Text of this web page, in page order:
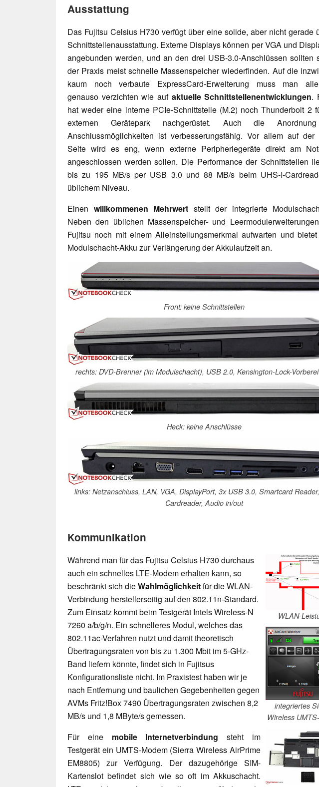
Ausstattung
Das Fujitsu Celsius H730 verfügt über eine solide, aber nicht gerade
Schnittstellenausstattung. Externe Displays können per VGA und
angebunden werden, und an den drei USB-3.0-Anschlüssen sollten
der Praxis meist schnelle Massenspeicher wiederfinden. Auf die
kaum noch verbaute ExpressCard-Erweiterung muss man
genauso verzichten wie auf aktuelle Schnittstellenentwicklungen.
hat weder eine interne PCIe-Schnittstelle (M.2) noch Thunderbolt 2
externen Gerätepark nachgerüstet. Auch die
Anschlussmöglichkeiten ist verbesserungsfähig. Vor allem auf der
Seite wird es eng, wenn externe Peripheriegeräte direkt am
angeschlossen werden sollen. Die Performance der Schnittstellen
bis zu 195 MB/s per USB 3.0 und 88 MB/s beim UHS-I-
üblichem Niveau.
Einen willkommenen Mehrwert stellt der integrierte
Neben den üblichen Massenspeicher- und
Fujitsu noch mit einem Alleinstellungsmerkmal aufwarten und
Modulschacht-Akku zur Verlängerung der Akkulaufzeit an.
Front: keine Schnittstellen
rechts: DVD-Brenner (im Modulschacht), USB 2.0, Kensington-Lock-
Heck: keine Anschlüsse
links: Netzanschluss, LAN, VGA, DisplayPort, 3x USB 3.0, Smartcard
Cardreader, Audio in/out
Kommunikation
WLAN-
integriertes
Wireless
Während man für das Fujitsu Celsius H730 durchaus
auch ein schnelles LTE-Modem erhalten kann, so
beschränkt sich dieWahlmöglichkeitfür die WLAN-
Verbindung herstellerseitig auf den 802.11n-Standard.
Zum Einsatz kommt beim Testgerät Intels Wireless-N
7260 a/b/g/n. Ein schnelleres Modul, welches das
802.11ac-Verfahren nutzt und damit theoretisch
Übertragungsraten von bis zu 1.300 Mbit im 5-GHz-
Band liefern könnte, findet sich in Fujitsus
Konfigurationsliste nicht. Im Praxistest haben wir je
nach Entfernung und baulichen Gegebenheiten gegen
AVMs Fritz!Box 7490 Übertragungsraten zwischen 8,2
MB/s und 1,8 MByte/s gemessen.
Für eine mobile Internetverbindung steht im
Testgerät ein UMTS-Modem (Sierra Wireless AirPrime
EM8805) zur Verfügung. Der dazugehörige SIM-
Kartenslot befindet sich wie so oft im Akkuschacht.